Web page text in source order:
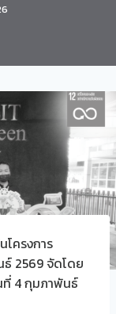
โครงการ
ธ์ 2569 จัดโดย
4 กุมภาพันธ์